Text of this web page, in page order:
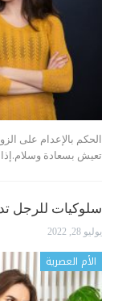
الحكم بالإعدام على
تعيش بسعادة
سلوكيات للرجل
يوليو 28, 2022
الأم العصرية